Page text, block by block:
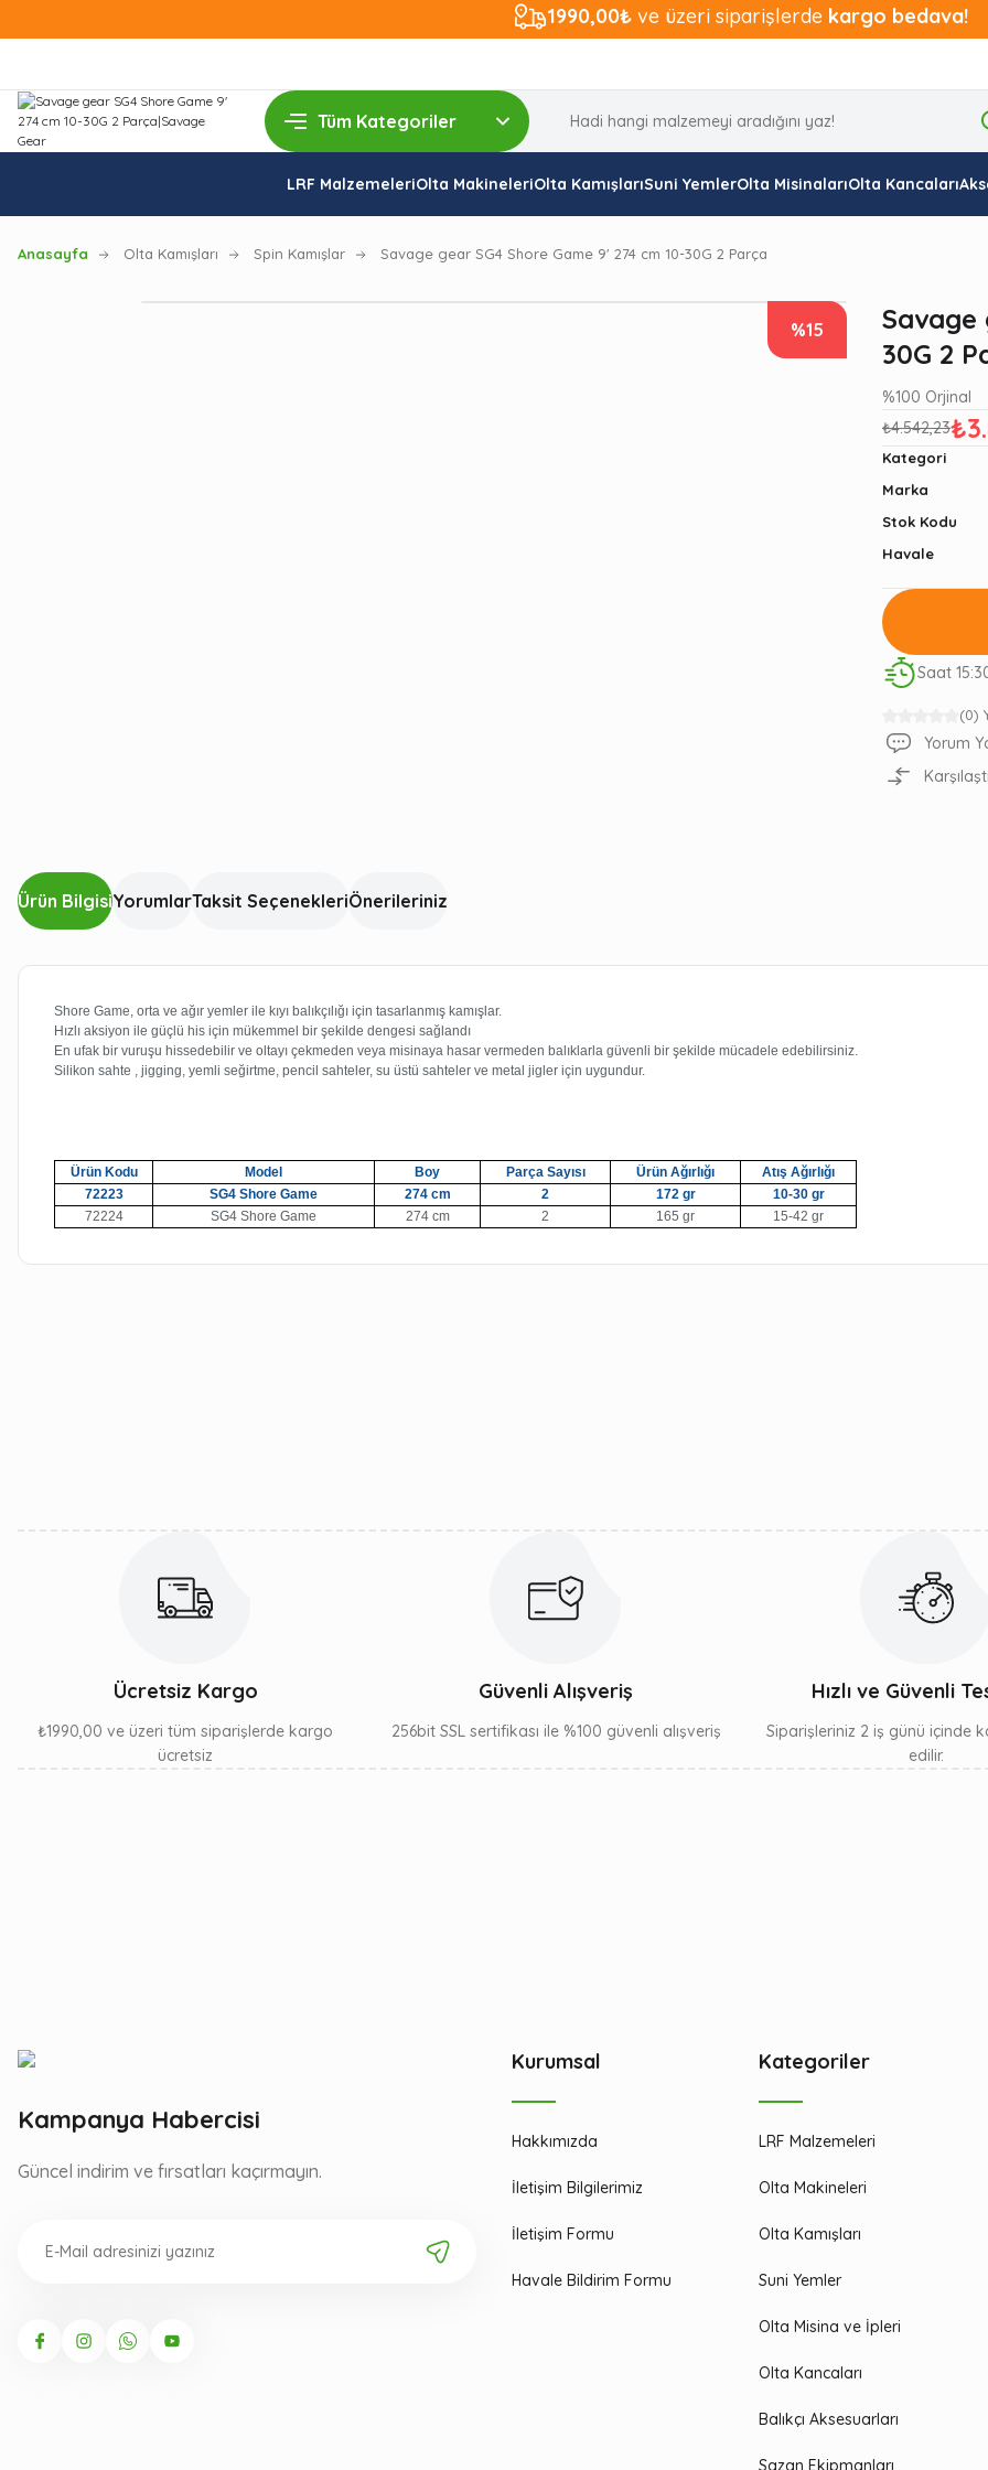
1990,00₺ ve üzeri siparişlerde kargo bedava!
LRF MalzemeleriOlta MakineleriOlta KamışlarıSuni YemlerOlta MisinalarıOlta Kancaları
Anasayfa Olta Kamışları Spin Kamışlar Savage gear SG4 Shore Game 9' 274 cm 10-30G 2 Parça
%15
(0)
Savage
30G 2
%100 Orjinal
₺4.542,23
Kategori
Marka
Stok Kodu
Havale
Saat
Yorum
Ürün BilgisiYorumlarTaksit SeçenekleriÖnerileriniz
Shore Game, orta ve ağır yemler ile kıyı balıkçılığı için tasarlanmış kamışlar.
Hızlı aksiyon ile güçlü his için mükemmel bir şekilde dengesi sağlandı
En ufak bir vuruşu hissedebilir ve oltayı çekmeden veya misinaya hasar vermeden balıklarla güvenli bir şekilde mücadele edebilirsiniz.
Silikon sahte , jigging, yemli seğirtme, pencil sahteler, su üstü sahteler ve metal jigler için uygundur.
Ürün Kodu Model Boy Parça Sayısı Ürün Ağırlığı
Atış Ağırlığı
72223
SG4 Shore Game 274 cm 2 172 gr
10-30 gr
72224
SG4 Shore Game 274 cm 2 165 gr 15-42 gr
Ücretsiz Kargo
₺1990,00 ve üzeri tüm siparişlerde kargo
ücretsiz
Güvenli Alışveriş
256bit SSL sertifikası ile %100 güvenli alışveriş
Hızlı ve Güvenli
Siparişleriniz 2 iş günü içinde
edilir.
Kampanya Habercisi
Güncel indirim ve fırsatları kaçırmayın.
Kurumsal
Hakkımızda
İletişim Bilgilerimiz
İletişim Formu
Havale Bildirim Formu
Kategoriler
LRF Malzemeleri
Olta Makineleri
Olta Kamışları
Suni Yemler
Olta Misina ve İpleri
Olta Kancaları
Balıkçı Aksesuarları
Sazan Ekipmanları